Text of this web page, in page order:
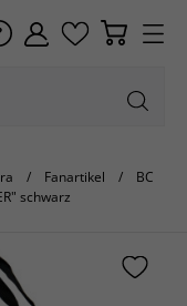
Fanartikel
BC
schwarz